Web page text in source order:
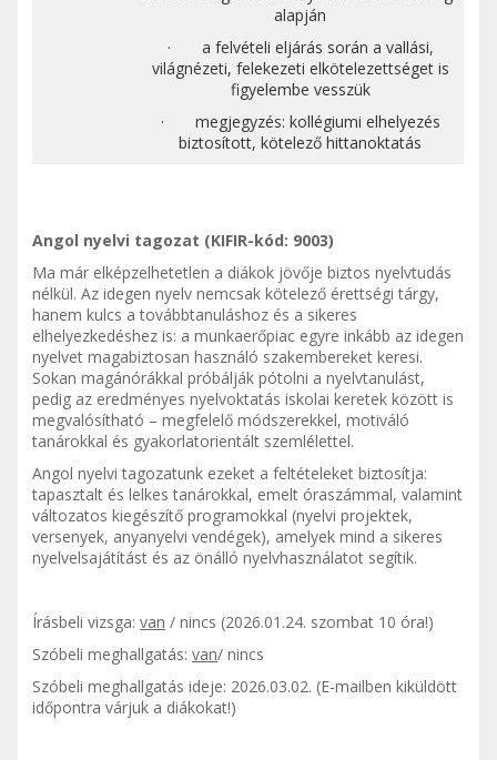
alapján
· a felvételi eljárás során a vallási,
világnézeti, felekezeti elkötelezettséget is
figyelembe vesszük
· megjegyzés: kollégiumi elhelyezés
biztosított, kötelező hittanoktatás
Angol nyelvi tagozat (KIFIR-kód: 9003)
Ma már elképzelhetetlen a diákok jövője biztos nyelvtudás
nélkül. Az idegen nyelv nemcsak kötelező érettségi tárgy,
hanem kulcs a továbbtanuláshoz és a sikeres
elhelyezkedéshez is: a munkaerőpiac egyre inkább az idegen
nyelvet magabiztosan használó szakembereket keresi.
Sokan magánórákkal próbálják pótolni a nyelvtanulást,
pedig az eredményes nyelvoktatás iskolai keretek között is
megvalósítható – megfelelő módszerekkel, motiváló
tanárokkal és gyakorlatorientált szemlélettel.
Angol nyelvi tagozatunk ezeket a feltételeket biztosítja:
tapasztalt és lelkes tanárokkal, emelt óraszámmal, valamint
változatos kiegészítő programokkal (nyelvi projektek,
versenyek, anyanyelvi vendégek), amelyek mind a sikeres
nyelvelsajátítást és az önálló nyelvhasználatot segítik.
Írásbeli vizsga: van / nincs (2026.01.24. szombat 10 óra!)
Szóbeli meghallgatás: van/ nincs
Szóbeli meghallgatás ideje: 2026.03.02. (E-mailben kiküldött
időpontra várjuk a diákokat!)